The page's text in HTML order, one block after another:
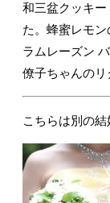
和三盆クッキ
た。蜂蜜レモン
ラムレーズン
僚子ちゃんのリ
こちらは別の